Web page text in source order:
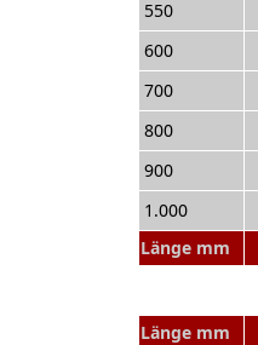
Länge mm
550
600
700
800
900
1.000
Länge mm